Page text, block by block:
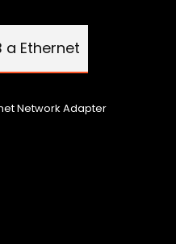
a Ethernet